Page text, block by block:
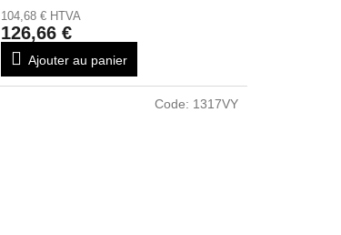
104,68 € HTVA
126,66 €
Ajouter au panier
Code: 1317VY